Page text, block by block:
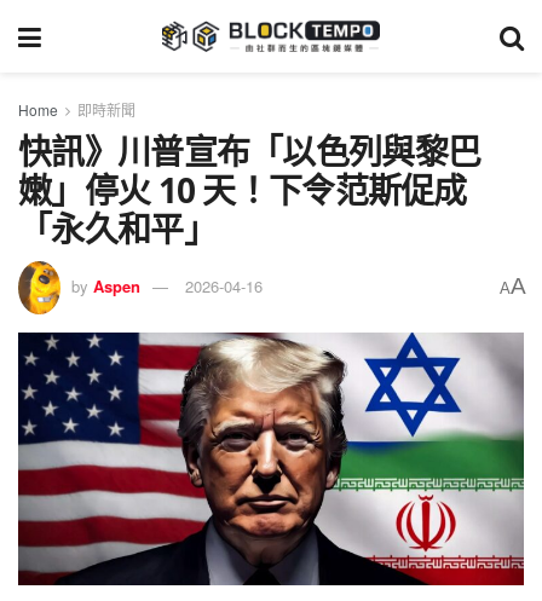
Home 即時新聞
快訊》川普宣布「以色列與黎巴
嫩」停火 10 天！下令范斯促成
「永久和平」
by Aspen 2026-04-16 AA